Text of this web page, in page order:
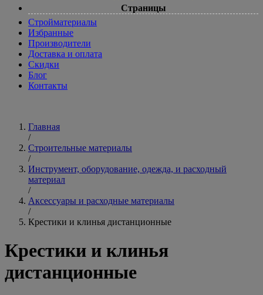
Страницы
Cтройматериалы
Избранные
Производители
Доставка и оплата
Скидки
Блог
Контакты
Главная
/
Строительные материалы
/
Инструмент, оборудование, одежда, и расходный
материал
/
Аксессуары и расходные материалы
/
Крестики и клинья дистанционные
Крестики и клинья
дистанционные